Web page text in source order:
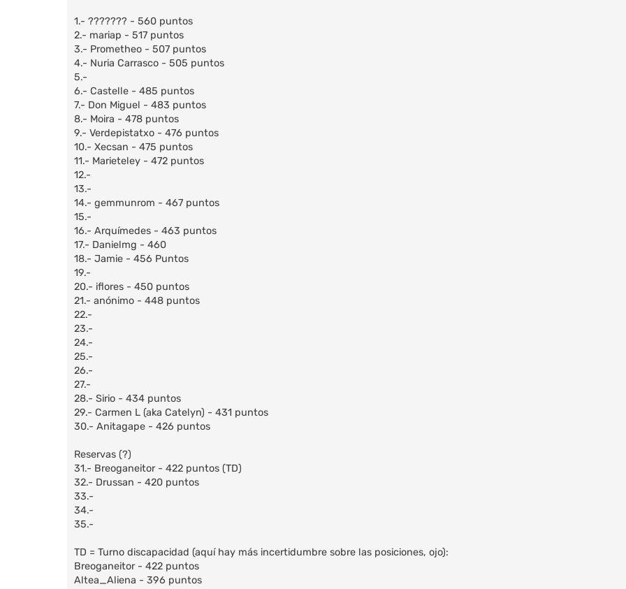
1.- ??????? - 560 puntos
2.- mariap - 517 puntos
3.- Prometheo - 507 puntos
4.- Nuria Carrasco - 505 puntos
5.-
6.- Castelle - 485 puntos
7.- Don Miguel - 483 puntos
8.- Moira - 478 puntos
9.- Verdepistatxo - 476 puntos
10.- Xecsan - 475 puntos
11.- Marieteley - 472 puntos
12.-
13.-
14.- gemmunrom - 467 puntos
15.-
16.- Arquímedes - 463 puntos
17.- Danielmg - 460
18.- Jamie - 456 Puntos
19.-
20.- iflores - 450 puntos
21.- anónimo - 448 puntos
22.-
23.-
24.-
25.-
26.-
27.-
28.- Sirio - 434 puntos
29.- Carmen L (aka Catelyn) - 431 puntos
30.- Anitagape - 426 puntos
Reservas (?)
31.- Breoganeitor - 422 puntos (TD)
32.- Drussan - 420 puntos
33.-
34.-
35.-
TD = Turno discapacidad (aquí hay más incertidumbre sobre las posiciones, ojo):
Breoganeitor - 422 puntos
Altea_Aliena - 396 puntos